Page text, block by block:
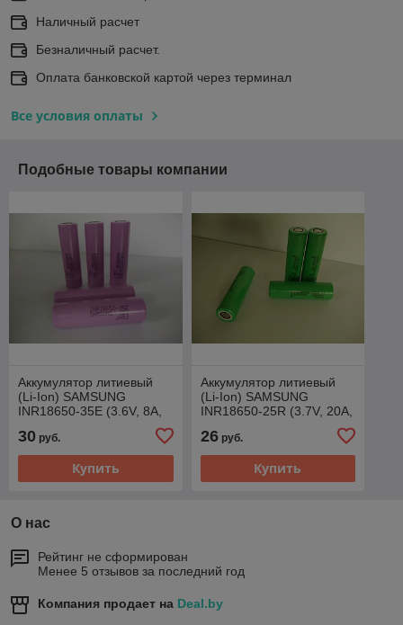
Наличный расчет
Безналичный расчет.
Оплата банковской картой через терминал
Все условия оплаты
Подобные товары компании
Аккумулятор литиевый
(Li-Ion) SAMSUNG
INR18650-35E (3.6V, 8A,
незащищенный, высокой
мощности, Корея
30 руб.
Купить
Аккумулятор литиевый
(Li-Ion) SAMSUNG
INR18650-25R (3.7V, 20A,
незащищенный, высокой
мощности, Корея
26руб.
Купить
О нас
Рейтинг не сформирован
Менее 5 отзывов за последний год
Компания продает на Deal.by